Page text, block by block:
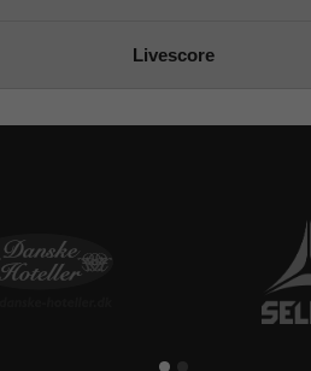
Livescore